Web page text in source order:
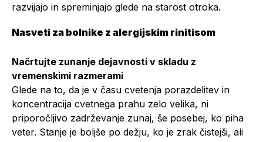
razvijajo in spreminjajo glede na starost otroka.
Nasveti za bolnike z alergijskim rinitisom
Načrtujte zunanje dejavnosti v skladu z
vremenskimi razmerami
Glede na to, da je v času cvetenja porazdelitev in
koncentracija cvetnega prahu zelo velika, ni
priporočljivo zadrževanje zunaj, še posebej, ko piha
veter. Stanje je boljše po dežju, ko je zrak čistejši, ali